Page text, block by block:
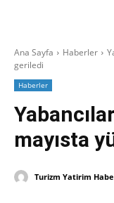
Ana Sayfa Haberler
geriledi
Haberler
mayısta
Turizm Yatirim